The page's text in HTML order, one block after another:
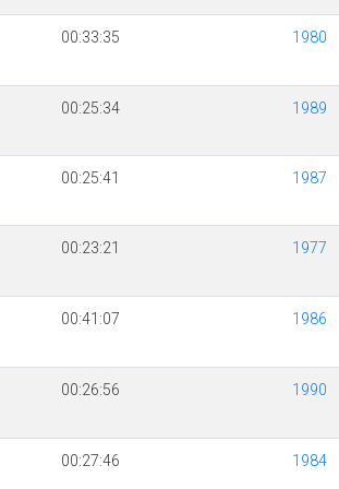
00:33:35 1980
00:25:34 1989
00:25:41 1987
00:23:21 1977
00:41:07 1986
00:26:56 1990
00:27:46 1984